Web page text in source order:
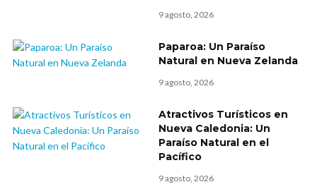
9 agosto, 2026
Paparoa: Un Paraíso
Natural en Nueva Zelanda
9 agosto, 2026
Atractivos Turísticos en
Nueva Caledonia: Un
Paraíso Natural en el
Pacífico
9 agosto, 2026